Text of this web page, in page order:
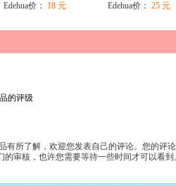
Edehua价：
18 元
Edehua价： 25 元
的评级
所了解，欢迎您发表自己的评论。您的评
的审核，也许您需要等待一些时间才可以看